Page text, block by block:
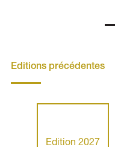
Editions précédentes
Edition 2027